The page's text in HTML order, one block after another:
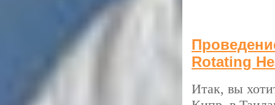
Rotating
Итак, вы